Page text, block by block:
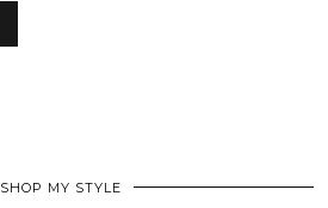
SHOP MY STYLE